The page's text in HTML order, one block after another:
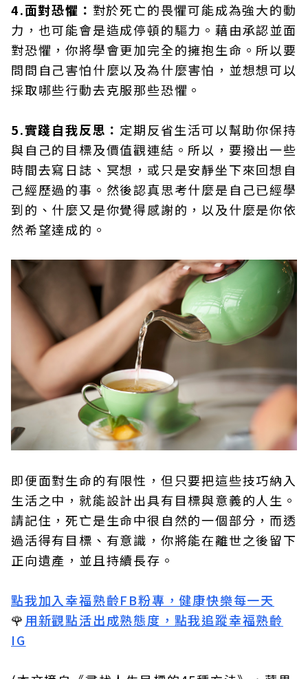
4.面對恐懼： 對於死亡的畏懼可能成為強大的動
力，也可能會是造成停頓的驅力。藉由承認並面
對恐懼，你將學會更加完全的擁抱生命。所以要
問問自己害怕什麼以及為什麼害怕，並想想可以
採取哪些行動去克服那些恐懼。
5.實踐自我反思： 定期反省生活可以幫助你保持
與自己的目標及價值觀連結。所以，要撥出一些
時間去寫日誌、冥想，或只是安靜坐下來回想自
己經歷過的事。然後認真思考什麼是自己已經學
到的、什麼又是你覺得感謝的，以及什麼是你依
然希望達成的。
即便面對生命的有限性，但只要把這些技巧納入
生活之中，就能設計出具有目標與意義的人生。
請記住，死亡是生命中很自然的一個部分，而透
過活得有目標、有意識，你將能在離世之後留下
正向遺產，並且持續長存。
點我加入幸福熟齡FB粉專，健康快樂每一天
🌹用新觀點活出成熟態度，點我追蹤幸福熟齡
IG